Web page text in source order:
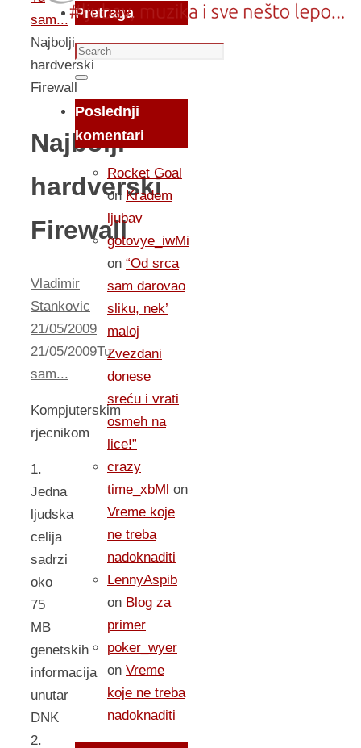
sam...
Najbolji
hardverski
Firewall
Najbolji
hardverski
Firewall
Vladimir
Stankovic
21/05/2009
21/05/2009Tu
sam...
Kompjuterskim
rjecnikom
1.
Jedna
ljudska
celija
sadrzi
oko
75
MB
genetskih
informacija
unutar
DNK
2.
Pretraga
Search
for:
Search
Poslednji
komentari
Rocket Goal
on Kradem
ljubav
gotovye_iwMi
on “Od srca
sam darovao
sliku, nek’
maloj
Zvezdani
donese
sreću i vrati
osmeh na
lice!”
crazy
time_xbMl on
Vreme koje
ne treba
nadoknaditi
LennyAspib
on Blog za
primer
poker_wyer
on Vreme
koje ne treba
nadoknaditi